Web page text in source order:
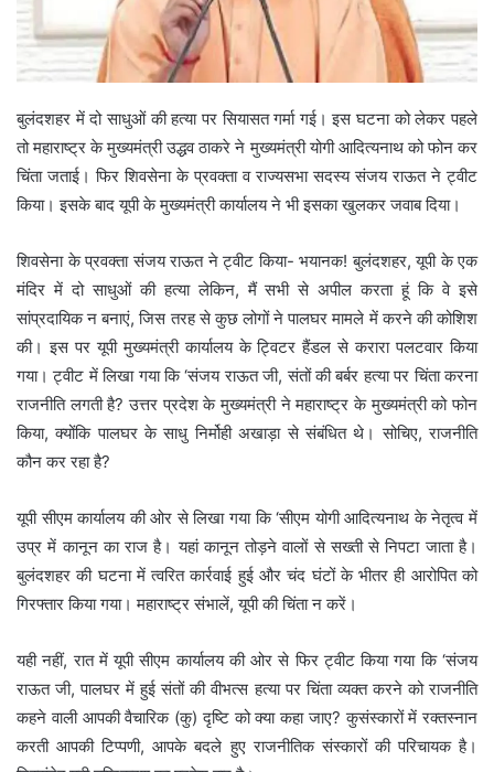
बुलंदशहर में दो साधुओं की हत्या पर सियासत गर्मा गई। इस घटना को लेकर पहले
तो महाराष्ट्र के मुख्यमंत्री उद्धव ठाकरे ने मुख्यमंत्री योगी आदित्यनाथ को फोन कर
चिंता जताई। फिर शिवसेना के प्रवक्ता व राज्यसभा सदस्य संजय राऊत ने ट्वीट
किया। इसके बाद यूपी के मुख्यमंत्री कार्यालय ने भी इसका खुलकर जवाब दिया।
शिवसेना के प्रवक्ता संजय राऊत ने ट्वीट किया- भयानक! बुलंदशहर, यूपी के एक
मंदिर में दो साधुओं की हत्या लेकिन, मैं सभी से अपील करता हूं कि वे इसे
सांप्रदायिक न बनाएं, जिस तरह से कुछ लोगों ने पालघर मामले में करने की कोशिश
की। इस पर यूपी मुख्यमंत्री कार्यालय के ट्विटर हैंडल से करारा पलटवार किया
गया। ट्वीट में लिखा गया कि ‘संजय राऊत जी, संतों की बर्बर हत्या पर चिंता करना
राजनीति लगती है? उत्तर प्रदेश के मुख्यमंत्री ने महाराष्ट्र के मुख्यमंत्री को फोन
किया, क्योंकि पालघर के साधु निर्मोही अखाड़ा से संबंधित थे। सोचिए, राजनीति
कौन कर रहा है?
यूपी सीएम कार्यालय की ओर से लिखा गया कि ‘सीएम योगी आदित्यनाथ के नेतृत्व में
उप्र में कानून का राज है। यहां कानून तोड़ने वालों से सख्ती से निपटा जाता है।
बुलंदशहर की घटना में त्वरित कार्रवाई हुई और चंद घंटों के भीतर ही आरोपित को
गिरफ्तार किया गया। महाराष्ट्र संभालें, यूपी की चिंता न करें।
यही नहीं, रात में यूपी सीएम कार्यालय की ओर से फिर ट्वीट किया गया कि ‘संजय
राऊत जी, पालघर में हुई संतों की वीभत्स हत्या पर चिंता व्यक्त करने को राजनीति
कहने वाली आपकी वैचारिक (कु) दृष्टि को क्या कहा जाए? कुसंस्कारों में रक्तस्नान
करती आपकी टिप्पणी, आपके बदले हुए राजनीतिक संस्कारों की परिचायक है।